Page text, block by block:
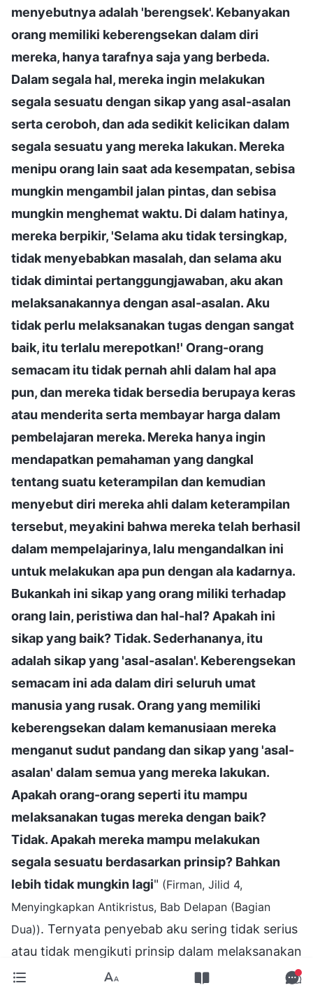
menyebutnya adalah 'berengsek'. Kebanyakan
orang memiliki keberengsekan dalam diri
mereka, hanya tarafnya saja yang berbeda.
Dalam segala hal, mereka ingin melakukan
segala sesuatu dengan sikap yang asal-asalan
serta ceroboh, dan ada sedikit kelicikan dalam
segala sesuatu yang mereka lakukan. Mereka
menipu orang lain saat ada kesempatan, sebisa
mungkin mengambil jalan pintas, dan sebisa
mungkin menghemat waktu. Di dalam hatinya,
mereka berpikir, 'Selama aku tidak tersingkap,
tidak menyebabkan masalah, dan selama aku
tidak dimintai pertanggungjawaban, aku akan
melaksanakannya dengan asal-asalan. Aku
tidak perlu melaksanakan tugas dengan sangat
baik, itu terlalu merepotkan!' Orang-orang
semacam itu tidak pernah ahli dalam hal apa
pun, dan mereka tidak bersedia berupaya keras
atau menderita serta membayar harga dalam
pembelajaran mereka. Mereka hanya ingin
mendapatkan pemahaman yang dangkal
tentang suatu keterampilan dan kemudian
menyebut diri mereka ahli dalam keterampilan
tersebut, meyakini bahwa mereka telah berhasil
dalam mempelajarinya, lalu mengandalkan ini
untuk melakukan apa pun dengan ala kadarnya.
Bukankah ini sikap yang orang miliki terhadap
orang lain, peristiwa dan hal-hal? Apakah ini
sikap yang baik? Tidak. Sederhananya, itu
adalah sikap yang 'asal-asalan'. Keberengsekan
semacam ini ada dalam diri seluruh umat
manusia yang rusak. Orang yang memiliki
keberengsekan dalam kemanusiaan mereka
menganut sudut pandang dan sikap yang 'asal-
asalan' dalam semua yang mereka lakukan.
Apakah orang-orang seperti itu mampu
melaksanakan tugas mereka dengan baik?
Tidak. Apakah mereka mampu melakukan
segala sesuatu berdasarkan prinsip? Bahkan
lebih tidak mungkin lagi" (Firman, Jilid 4,
Menyingkapkan Antikristus, Bab Delapan (Bagian
Dua)). Ternyata penyebab aku sering tidak serius
atau tidak mengikuti prinsip dalam melaksanakan
tugasku, serta melakukan berbagai hal dengan